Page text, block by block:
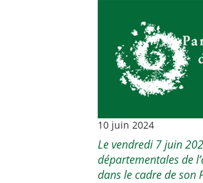
10 juin 2024
Le vendredi 7 juin
départementales de
dans le cadre de son